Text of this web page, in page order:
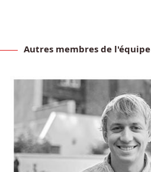
Autres membres de l'équipe